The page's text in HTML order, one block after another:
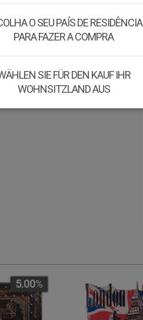
5.00%
O SEU PAÍS DE RESIDÊNCIA
PARA FAZER A COMPRA
SIE FÜR DEN KAUF IHR
WOHNSITZLAND AUS